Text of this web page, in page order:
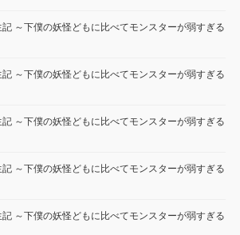
～下僕の妖怪どもに比べてモンスターが弱すぎる
～下僕の妖怪どもに比べてモンスターが弱すぎる
～下僕の妖怪どもに比べてモンスターが弱すぎる
～下僕の妖怪どもに比べてモンスターが弱すぎる
～下僕の妖怪どもに比べてモンスターが弱すぎる